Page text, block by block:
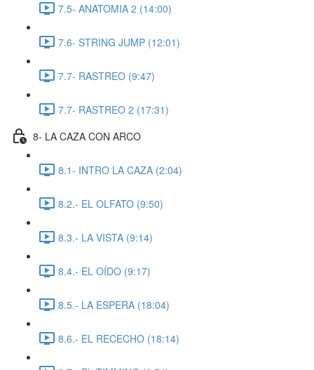
7.5- ANATOMIA 2 (14:00)
7.6- STRING JUMP (12:01)
7.7- RASTREO (9:47)
7.7- RASTREO 2 (17:31)
8- LA CAZA CON ARCO
8.1- INTRO LA CAZA (2:04)
8.2.- EL OLFATO (9:50)
8.3.- LA VISTA (9:14)
8.4.- EL OÍDO (9:17)
8.5.- LA ESPERA (18:04)
8.6.- EL RECECHO (18:14)